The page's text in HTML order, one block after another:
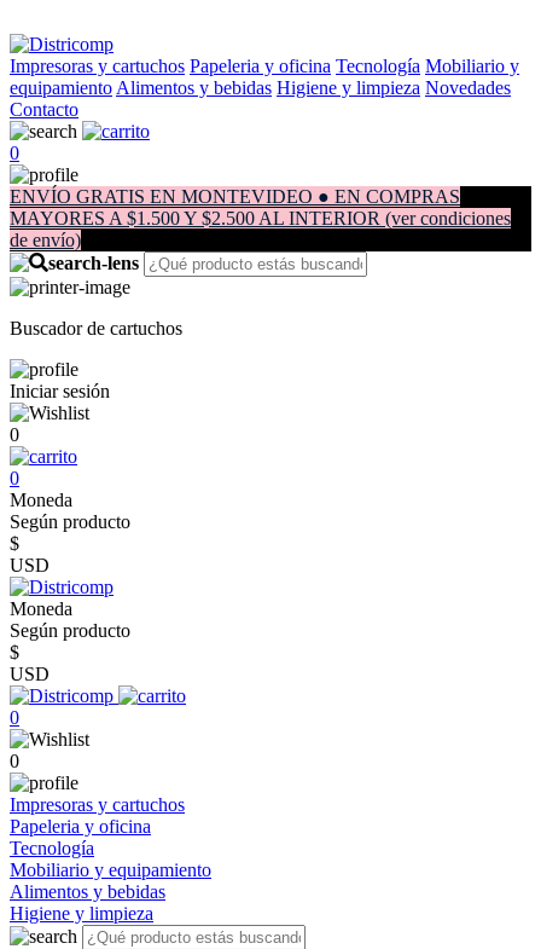
Impresoras y cartuchos Papeleria y oficina Tecnología Mobiliario y
equipamiento Alimentos y bebidas Higiene y limpieza Novedades
Contacto
0
ENVÍO GRATIS EN MONTEVIDEO ● EN COMPRAS
MAYORES A $1.500 Y $2.500 AL INTERIOR (ver condiciones
de envío)
Buscador de cartuchos
Iniciar sesión
0
0
Moneda
Según producto
$
USD
Moneda
Según producto
$
USD
0
0
Impresoras y cartuchos
Papeleria y oficina
Tecnología
Mobiliario y equipamiento
Alimentos y bebidas
Higiene y limpieza